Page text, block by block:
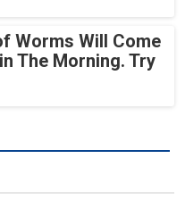
Worms Will Come
The Morning. Try